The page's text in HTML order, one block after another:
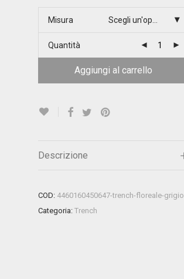
Misura
Quantità
Aggiungi al carrello
Descrizione
COD: 4460160450647-trench-floreale-grigio
Categoria: Trench